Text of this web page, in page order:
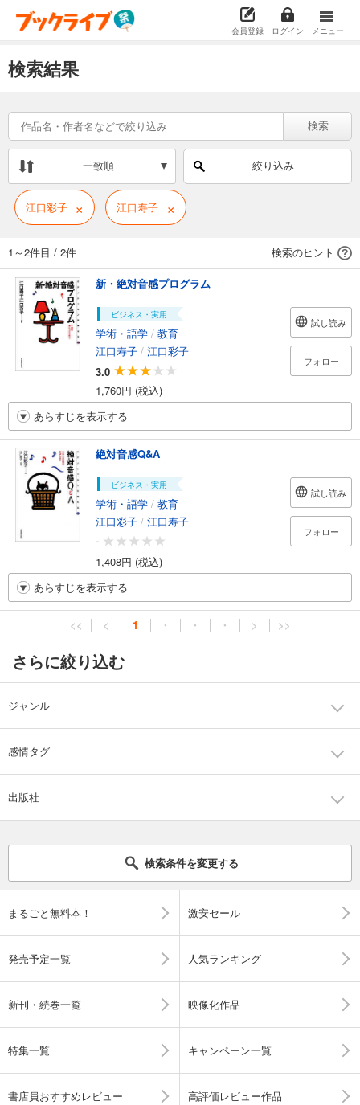
会員登録 ログイン メニュー
検索結果
検索
一致順 絞り込み
江口彩子 × 江口寿子 ×
1～2件目 / 2件 検索のヒント
新・絶対音感プログラム
ビジネス・実用
学術・語学 / 教育
江口寿子 / 江口彩子
3.0
1,760円 (税込)
試し読み
フォロー
あらすじを表示する
絶対音感Q&A
ビジネス・実用
学術・語学 / 教育
江口彩子 / 江口寿子
-
1,408円 (税込)
試し読み
フォロー
あらすじを表示する
<< < 1 ・ ・ ・ > >>
さらに絞り込む
ジャンル
感情タグ
出版社
検索条件を変更する
まるごと無料本！ 激安セール
発売予定一覧 人気ランキング
新刊・続巻一覧 映像化作品
特集一覧 キャンペーン一覧
書店員おすすめレビュー 高評価レビュー作品